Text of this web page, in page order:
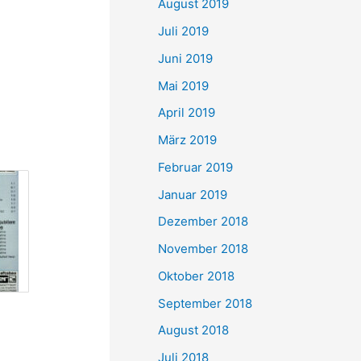
August 2019
Juli 2019
Juni 2019
Mai 2019
April 2019
März 2019
Februar 2019
Januar 2019
Dezember 2018
November 2018
Oktober 2018
September 2018
August 2018
Juli 2018